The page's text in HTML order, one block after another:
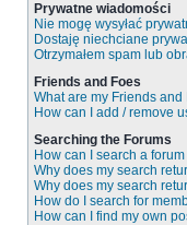
Prywatne wiadomości
Nie mogę wysyłać
Dostaję niechciane
Otrzymałem spam lub
Friends and Foes
What are my Friends and
How can I add / remove
Searching the Forums
How can I search a
Why does my search
Why does my search
How do I search for
How can I find my own